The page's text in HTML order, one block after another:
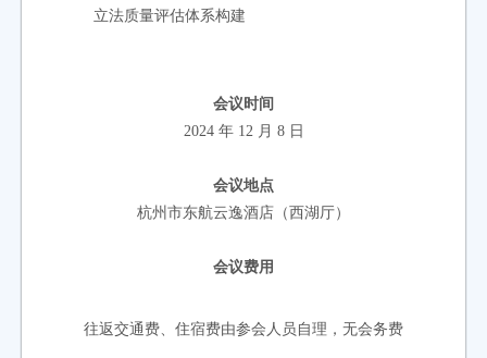
立法质量评估体系构建
会议时间
2024 年 12 月 8 日
会议地点
杭州市东航云逸酒店（西湖厅）
会议费用
往返交通费、住宿费由参会人员自理， 无会务费